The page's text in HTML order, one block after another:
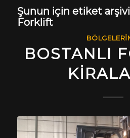
Şunun için etiket
Forklift
BOSTANLI